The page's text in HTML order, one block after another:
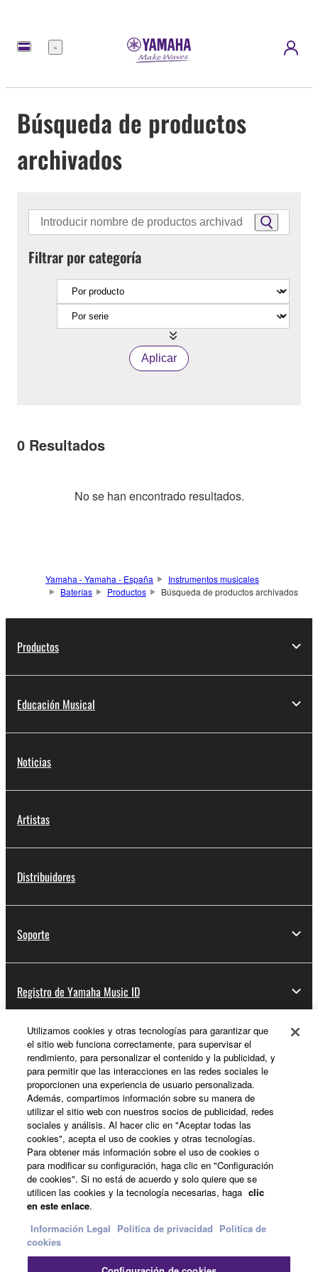
Menú
Búsqueda de productos
archivados
Filtrar por categoría
Aplicar
0 Resultados
No se han encontrado resultados.
Yamaha - Yamaha - España
Instrumentos musicales
Baterías
Productos Búsqueda de productos archivados
Productos
Educación Musical
Noticias
Artistas
Distribuidores
Soporte
Registro de Yamaha Music ID
Acerca de Yamaha
España - Spanish
Empresa
Contacte con nosotrosTerminos de uso
Utilizamos cookies y otras tecnologías para garantizar que
el sitio web funciona correctamente, para supervisar el
rendimiento, para personalizar el contenido y la publicidad, y
para permitir que las interacciones en las redes sociales le
proporcionen una experiencia de usuario personalizada.
Además, compartimos información sobre su manera de
utilizar el sitio web con nuestros socios de publicidad, redes
sociales y análisis. Al hacer clic en "Aceptar todas las
cookies", acepta el uso de cookies y otras tecnologías.
Para obtener más información sobre el uso de cookies o
para modificar su configuración, haga clic en "Configuración
de cookies". Si no está de acuerdo y solo quiere que se
utilicen las cookies y la tecnología necesarias, haga clic
en este enlace.
Información Legal Politica de privacidad Política de
cookies